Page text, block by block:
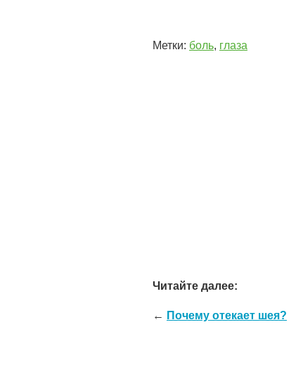
Метки: боль, глаза
Читайте далее:
← Почему отекает шея?